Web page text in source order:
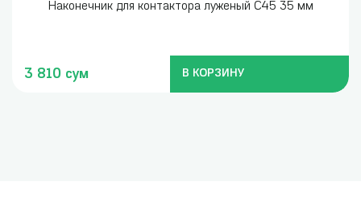
Наконечник для контактора луженый С45 35 мм
3 810 сум В КОРЗИНУ